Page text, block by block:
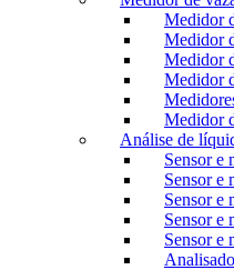
Medidor
Medidor
Medidor
Medidor
Medidor
Análise de
Sensor e
Sensor e
Sensor e
Sensor e
Sensor e